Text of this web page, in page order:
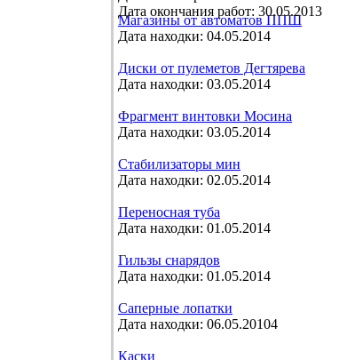
Дата окончания работ: 30.05.2013
Магазины от автоматов ППШ
Дата находки: 04.05.2014
Диски от пулеметов Дегтярева
Дата находки: 03.05.2014
Фрагмент винтовки Мосина
Дата находки: 03.05.2014
Стабилизаторы мин
Дата находки: 02.05.2014
Переносная туба
Дата находки: 01.05.2014
Гильзы снарядов
Дата находки: 01.05.2014
Саперные лопатки
Дата находки: 06.05.20104
Каски